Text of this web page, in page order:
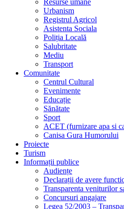
Resurse umane
Urbanism
Registrul Agricol
Asistenta Sociala
Poliția Locală
Salubritate
Mediu
Transport
Comunitate
Centrul Cultural
Evenimente
Educație
Sănătate
Sport
ACET (furnizare apa si
Canisa Gura Humorului
Proiecte
Turism
Informații publice
Audiențe
Declarații de avere
Transparenta veniturilor
Concursuri angajare
Legea 52/2003 –